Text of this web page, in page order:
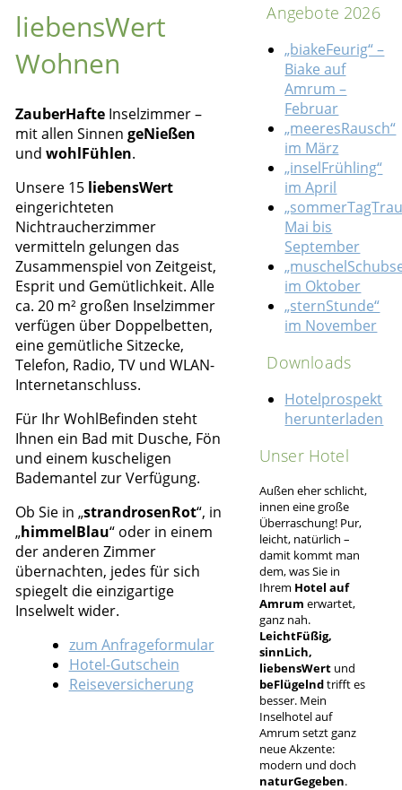
liebensWert
Wohnen
ZauberHafteInselzimmer –
mit allen Sinnen geNießen
und wohlFühlen.
Unsere 15 liebensWert
eingerichteten
Nichtraucherzimmer
vermitteln gelungen das
Zusammenspiel von Zeitgeist,
Esprit und Gemütlichkeit. Alle
ca. 20 m² großen Inselzimmer
verfügen über Doppelbetten,
eine gemütliche Sitzecke,
Telefon, Radio, TV und WLAN-
Internetanschluss.
Für Ihr WohlBefinden steht
Ihnen ein Bad mit Dusche, Fön
und einem kuscheligen
Bademantel zur Verfügung.
Ob Sie in „strandrosenRot“, in
„himmelBlau“ oder in einem
der anderen Zimmer
übernachten, jedes für sich
spiegelt die einzigartige
Inselwelt wider.
zum Anfrageformular
Hotel-Gutschein
Reiseversicherung
Angebote 2026
„biakeFeurig“ –
Biake auf
Amrum –
Februar
„meeresRausch“
im März
„inselFrühling“
im April
Mai bis
September
im Oktober
„sternStunde“
im November
Downloads
Hotelprospekt
herunterladen
Unser Hotel
Außen eher schlicht,
innen eine große
Überraschung! Pur,
leicht, natürlich –
damit kommt man
dem, was Sie in
Ihrem Hotel auf
Amrum erwartet,
ganz nah.
LeichtFüßig,
sinnLich,
liebensWertund
beFlügelndtrifft es
besser. Mein
Inselhotel auf
Amrum setzt ganz
neue Akzente:
modern und doch
naturGegeben.